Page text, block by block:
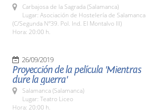
Carbajosa de la Sagrada (Salamanca)
Lugar: Asociación de Hostelería de Salamanca
(C/Segunda Nº39. Pol. Ind. El Montalvo III)
Hora: 20:00 h.
26/09/2019
Proyección de la película 'Mientras
dure la guerra'
Salamanca (Salamanca)
Lugar: Teatro Liceo
Hora: 20:00 h.